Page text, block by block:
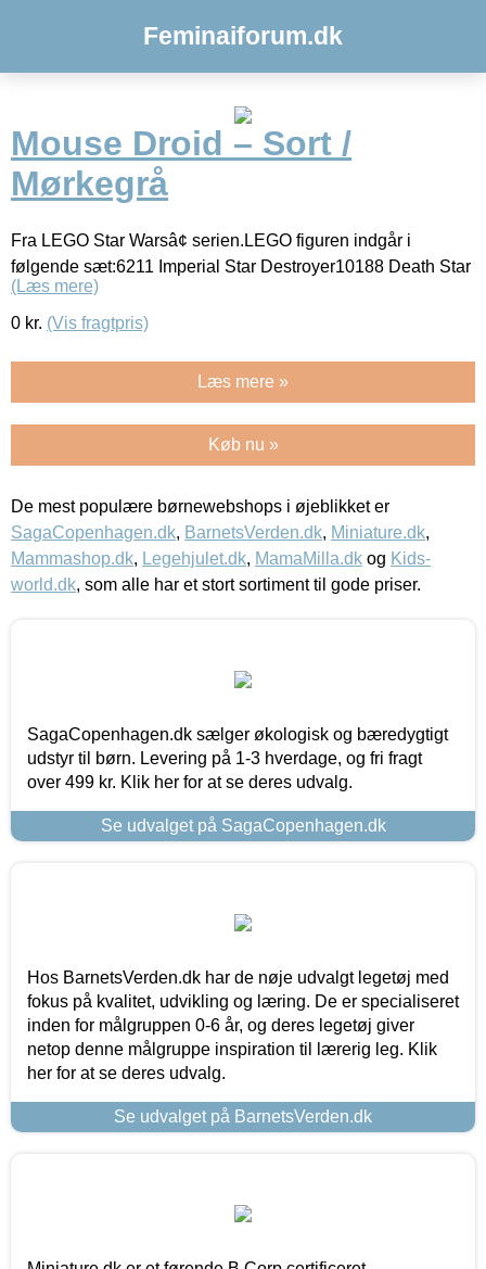
Feminaiforum.dk
Mouse Droid – Sort /
Mørkegrå
Fra LEGO Star Warsâ¢ serien.LEGO figuren indgår i
følgende sæt:6211 Imperial Star Destroyer10188 Death Star
(Læs mere)
0 kr. (Vis fragtpris)
Læs mere »
Køb nu »
De mest populære børnewebshops i øjeblikket er
SagaCopenhagen.dk, BarnetsVerden.dk, Miniature.dk,
Mammashop.dk, Legehjulet.dk, MamaMilla.dk og Kids-
world.dk, som alle har et stort sortiment til gode priser.
SagaCopenhagen.dk sælger økologisk og bæredygtigt
udstyr til børn. Levering på 1-3 hverdage, og fri fragt
over 499 kr. Klik her for at se deres udvalg.
Se udvalget på SagaCopenhagen.dk
Hos BarnetsVerden.dk har de nøje udvalgt legetøj med
fokus på kvalitet, udvikling og læring. De er specialiseret
inden for målgruppen 0-6 år, og deres legetøj giver
netop denne målgruppe inspiration til lærerig leg. Klik
her for at se deres udvalg.
Se udvalget på BarnetsVerden.dk